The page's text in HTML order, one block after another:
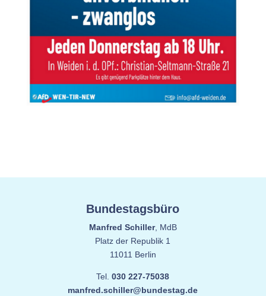
Bundestagsbüro
Manfred Schiller, MdB
Platz der Republik 1
11011 Berlin
Tel.030 227-75038
manfred.schiller@bundestag.de